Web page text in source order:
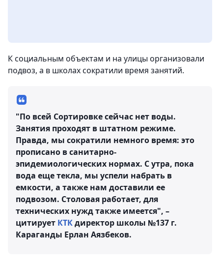
К социальным объектам и на улицы организовали
подвоз, а в школах сократили время занятий.
"По всей Сортировке сейчас нет воды.
Занятия проходят в штатном режиме.
Правда, мы сократили немного время: это
прописано в санитарно-
эпидемиологических нормах. С утра, пока
вода еще текла, мы успели набрать в
емкости, а также нам доставили ее
подвозом. Столовая работает, для
технических нужд также имеется", –
цитирует КТКдиректор школы №137 г.
Караганды Ерлан Аязбеков.